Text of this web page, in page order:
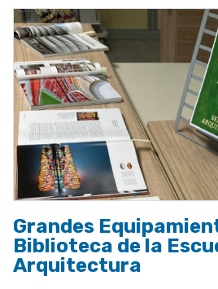
Grandes
Biblioteca de la
Arquitectura